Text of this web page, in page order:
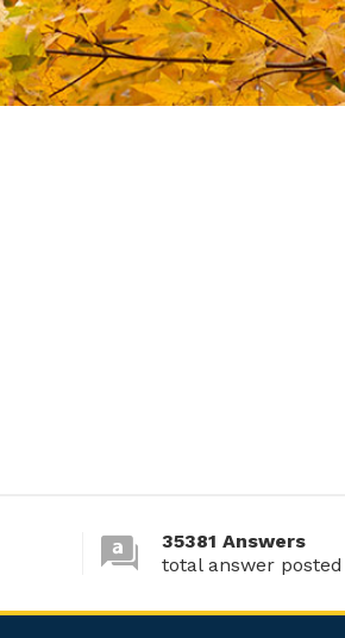
35381 Answers
total answer posted